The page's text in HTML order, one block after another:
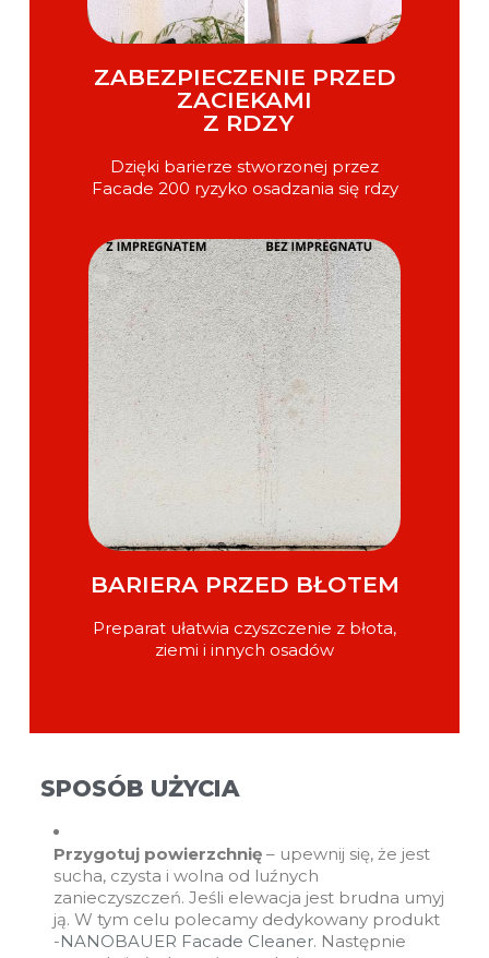
ZABEZPIECZENIE PRZED
ZACIEKAMI
Z RDZY
Dzięki barierze stworzonej przez
Facade 200 ryzyko osadzania się rdzy
BARIERA PRZED BŁOTEM
Preparat ułatwia czyszczenie z błota,
ziemi i innych osadów
SPOSÓB UŻYCIA
Przygotuj powierzchnię – upewnij się, że jest
sucha, czysta i wolna od luźnych
zanieczyszczeń. Jeśli elewacja jest brudna umyj
ją. W tym celu polecamy dedykowany produkt
-NANOBAUER Facade Cleaner. Następnie